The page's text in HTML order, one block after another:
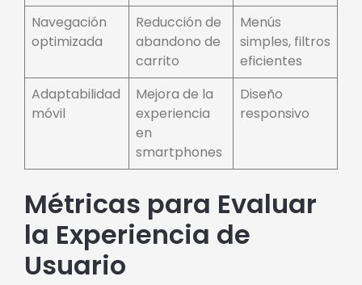
Navegación
optimizada
Reducción de
abandono de
carrito
Menús
simples, filtros
eficientes
Adaptabilidad
móvil
Mejora de la
experiencia
en
smartphones
Diseño
responsivo
Métricas para Evaluar
la Experiencia de
Usuario